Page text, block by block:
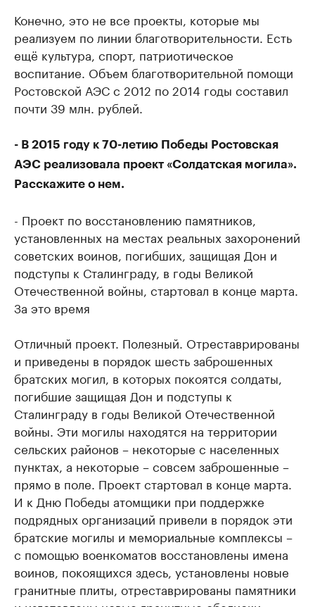
Конечно, это не все проекты, которые мы
реализуем по линии благотворительности. Есть
ещё культура, спорт, патриотическое
воспитание. Объем благотворительной помощи
Ростовской АЭС с 2012 по 2014 годы составил
почти 39 млн. рублей.
- В 2015 году к 70-летию Победы Ростовская
АЭС реализовала проект «Солдатская могила».
Расскажите о нем.
- Проект по восстановлению памятников,
установленных на местах реальных захоронений
советских воинов, погибших, защищая Дон и
подступы к Сталинграду, в годы Великой
Отечественной войны, стартовал в конце марта.
За это время
Отличный проект. Полезный. Отреставрированы
и приведены в порядок шесть заброшенных
братских могил, в которых покоятся солдаты,
погибшие защищая Дон и подступы к
Сталинграду в годы Великой Отечественной
войны. Эти могилы находятся на территории
сельских районов – некоторые с населенных
пунктах, а некоторые – совсем заброшенные –
прямо в поле. Проект стартовал в конце марта.
И к Дню Победы атомщики при поддержке
подрядных организаций привели в порядок эти
братские могилы и мемориальные комплексы –
с помощью военкоматов восстановлены имена
воинов, покоящихся здесь, установлены новые
гранитные плиты, отреставрированы памятники